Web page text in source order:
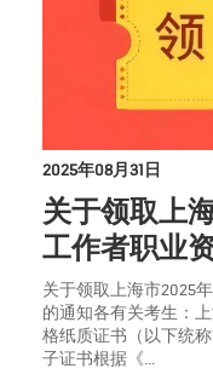
2025年08月31日
关于领取上
工作者职业
关于领取上海市2025
的通知各有关考生：
格纸质证书（以下统
子证书根据《...